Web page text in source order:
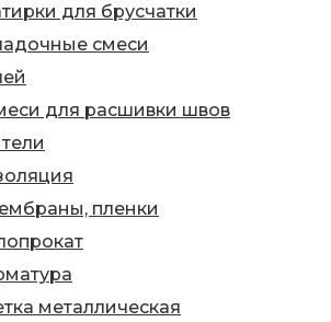
для брусчатки
смеси
для расшивки швов
пленки
металлическая